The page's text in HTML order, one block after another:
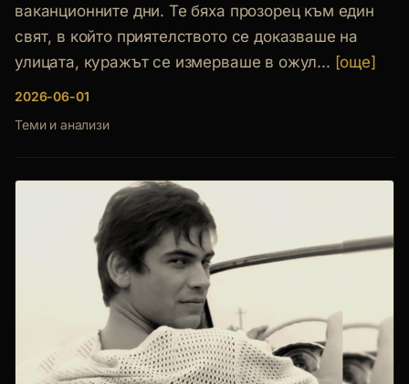
ваканционните дни. Те бяха прозорец към един
свят, в който приятелството се доказваше на
улицата, куражът се измерваше в ожул... [още]
2026-06-01
Теми и анализи